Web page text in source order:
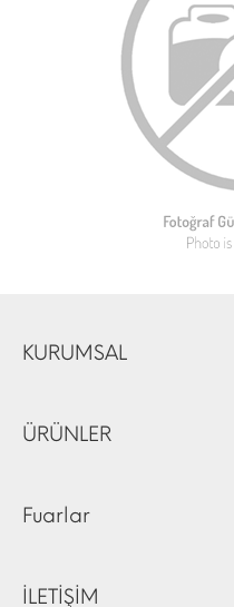
KURUMSAL
ÜRÜNLER
Fuarlar
İLETİŞİM